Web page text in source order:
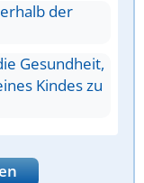
der
Gesundheit,
Kindes zu